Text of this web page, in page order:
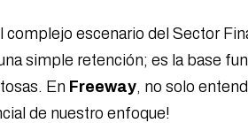
complejo escenario del Sector
simple retención; es la base
En Freeway, no solo
de nuestro enfoque!